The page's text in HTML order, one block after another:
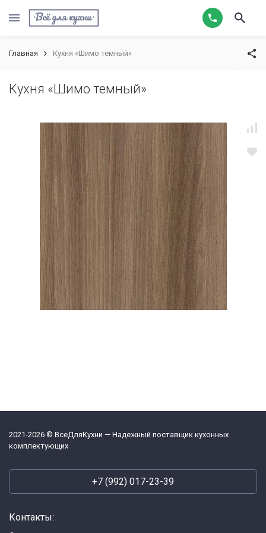
Главная Кухня «Шимо темный»
Кухня «Шимо темный»
2021-2026 © ВсеДляКухни — Надежный поставщик кухонных
комплектующих
+7 (992) 017-23-39
Контакты: